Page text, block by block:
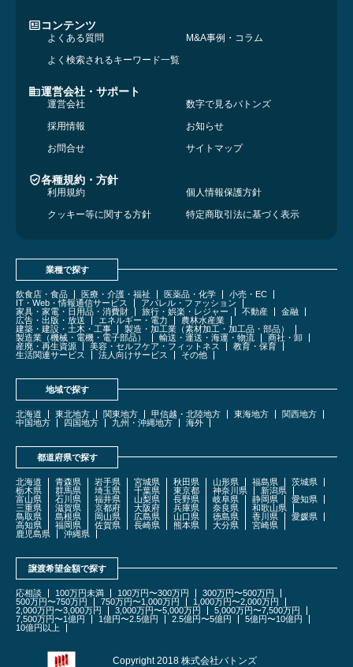
コンテンツ
よくある質問
M&A事例・コラム
よく検索されるキーワード一覧
運営会社・サポート
運営会社
数字で見るバトンズ
採用情報
お知らせ
お問合せ
サイトマップ
各種規約・方針
利用規約
個人情報保護方針
クッキー等に関する方針
特定商取引法に基づく表示
業種で探す
飲食店・食品 医療・介護・福祉 医薬品・化学
小売・EC
IT・Web・情報通信サービス
アパレル・ファッション
家具・家電・日用品・消費財
旅行・娯楽・レジャー 不動産
金融
広告・出版・放送
エネルギー・電力
農林水産業
建築・建設・土木・工事
製造・加工業（素材加工・加工品・部品）
製造業（機械・電機・電子部品）
輸送・運送・海運・物流
商社・卸
産廃・再生資源
美容・セルフケア・フィットネス
教育・保育
生活関連サービス
法人向けサービス その他
地域で探す
北海道 東北地方 関東地方 甲信越・北陸地方 東海地方
関西地方
中国地方
四国地方 九州・沖縄地方 海外
都道府県で探す
北海道 青森県 岩手県 宮城県 秋田県 山形県 福島県
茨城県
栃木県
群馬県 埼玉県 千葉県 東京都 神奈川県
新潟県
富山県
石川県 福井県 山梨県 長野県 岐阜県 静岡県
愛知県
三重県
滋賀県 京都府 大阪府 兵庫県 奈良県
和歌山県
鳥取県
島根県 岡山県 広島県 山口県 徳島県 香川県
愛媛県
高知県
福岡県 佐賀県 長崎県 熊本県 大分県
宮崎県
鹿児島県
沖縄県
譲渡希望金額で探す
応相談 100万円未満 100万円〜300万円
300万円〜500万円
500万円〜750万円
750万円〜1,000万円
1,000万円〜2,000万円
2,000万円〜3,000万円
3,000万円〜5,000万円
5,000万円〜7,500万円
7,500万円〜1億円
1億円〜2.5億円 2.5億円〜5億円
5億円〜10億円
10億円以上
Copyright 2018 株式会社バトンズ